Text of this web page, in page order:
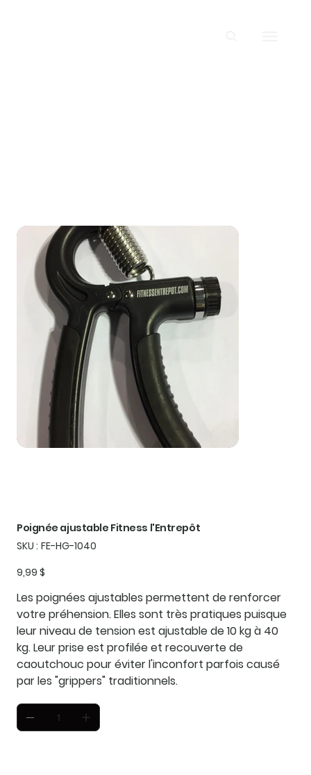
Poignée ajustable Fitness l'Entrepôt
SKU : SKU
FE-
FE-HG-1040
Prix
9,99 $
Les poignées ajustables permettent de renforcer
votre préhension. Elles sont très pratiques puisque
leur niveau de tension est ajustable de 10 kg à 40
kg. Leur prise est profilée et recouverte de
caoutchouc pour éviter l'inconfort parfois causé
par les "grippers" traditionnels.